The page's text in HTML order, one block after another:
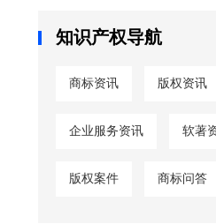
知识产权导航
商标资讯 版权资讯
企业服务资讯 软著
版权案件 商标问答